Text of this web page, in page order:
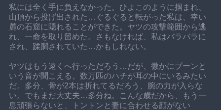
私には全く手に負えなかった。ひよこのように掴まれ、
山頂から投げ出された…ぐるぐると転がった私は、幸い
麓の石窟に隠れることができた。ヤツの攻撃範囲から逃
れ、一命を取り留めた。さもなければ、私はバラバラに
され、蹂躙されていた…かもしれない。
ヤツはもう遠くへ行っただろう…だが、微かにブーンと
いう音が聞こえる。数万匹のハチが耳の中にいるみたい
だ。多分、骨が2本は折れてるだろう、腕の力が入らな
い。でもまだ大丈夫…多分ね。こんな歳だから、もう一
息頑張らないと、トントンと妻に合わせる顔がない